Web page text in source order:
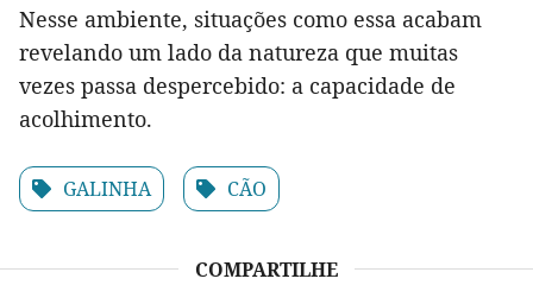
Nesse ambiente, situações como essa acabam
revelando um lado da natureza que muitas
vezes passa despercebido: a capacidade de
acolhimento.
GALINHA CÃO
COMPARTILHE